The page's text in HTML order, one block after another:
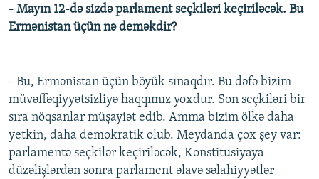
- Mayın 12-də sizdə parlament seçkiləri keçiriləcək. Bu
Ermənistan üçün nə deməkdir?
- Bu, Ermənistan üçün böyük sınaqdır. Bu dəfə bizim
müvəffəqiyyətsizliyə haqqımız yoxdur. Son seçkiləri bir
sıra nöqsanlar müşayiət edib. Amma bizim ölkə daha
yetkin, daha demokratik olub. Meydanda çox şey var:
parlamentə seçkilər keçiriləcək, Konstitusiyaya
düzəlişlərdən sonra parlament əlavə səlahiyyətlər